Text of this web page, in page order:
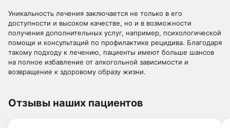
Уникальность лечения заключается не только в его
доступности и высоком качестве, но и в возможности
получения дополнительных услуг, например, психологической
помощи и консультаций по профилактике рецидива. Благодаря
такому подходу к лечению, пациенты имеют больше шансов
на полное избавление от алкогольной зависимости и
возвращение к здоровому образу жизни.
Отзывы наших пациентов